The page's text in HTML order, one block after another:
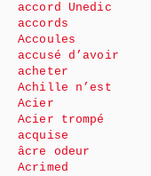
accord Unedic
accords
Accoules
accusé d’avoir
acheter
Achille n’est
Acier
Acier trompé
acquise
âcre odeur
Acrimed